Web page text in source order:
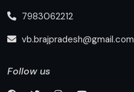
7983062212
vb.brajpradesh@gmail.com
Follow us